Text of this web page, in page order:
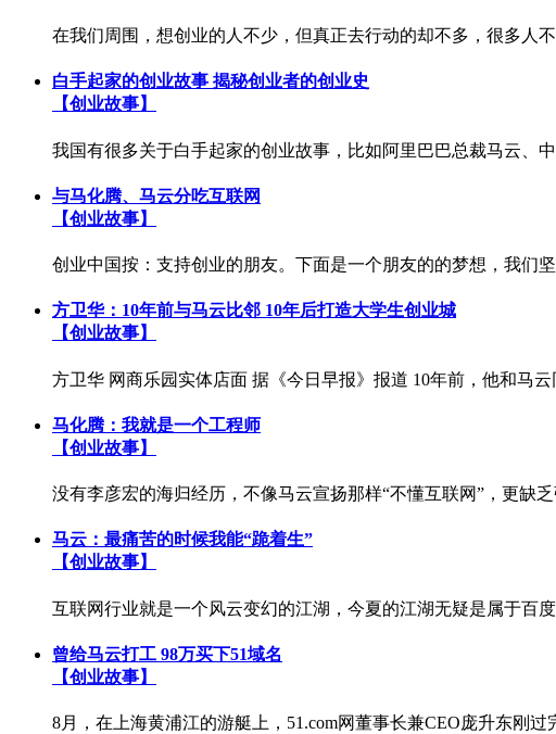
在我们周围，想创业的人不少，但真正去行动的却不多，很多人
白手起家的创业故事 揭秘创业者的创业史
【创业故事】
我国有很多关于白手起家的创业故事，比如阿里巴巴总裁马云、
与马化腾、马云分吃互联网
【创业故事】
创业中国按：支持创业的朋友。下面是一个朋友的的梦想，我们
方卫华：10年前与马云比邻 10年后打造大学生创业城
【创业故事】
方卫华 网商乐园实体店面 据《今日早报》报道 10年前，他和马
马化腾：我就是一个工程师
【创业故事】
没有李彦宏的海归经历，不像马云宣扬那样“不懂互联网”，更缺
马云：最痛苦的时候我能“跪着生”
【创业故事】
互联网行业就是一个风云变幻的江湖，今夏的江湖无疑是属于百
曾给马云打工 98万买下51域名
【创业故事】
8月，在上海黄浦江的游艇上，51.com网董事长兼CEO庞升东刚